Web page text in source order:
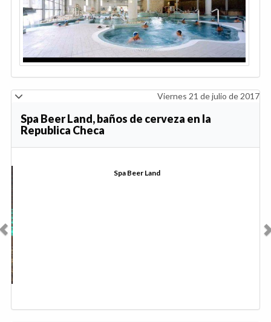
Viernes 21 de julio de 2017
Spa Beer Land, baños de cerveza en la
Republica Checa